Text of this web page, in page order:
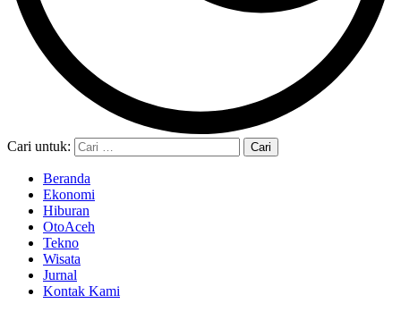
Cari untuk:
Beranda
Ekonomi
Hiburan
OtoAceh
Tekno
Wisata
Jurnal
Kontak Kami